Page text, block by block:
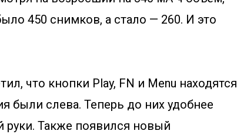
450 снимков, а стало — 260. И это
что кнопки Play, FN и Menu находятся
были слева. Теперь до них удобнее
Также появился новый